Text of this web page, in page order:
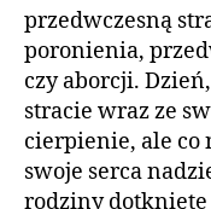
przedwczesną
poronienia,
czy aborcji.
stracie wraz ze
cierpienie, ale co
swoje serca
rodziny